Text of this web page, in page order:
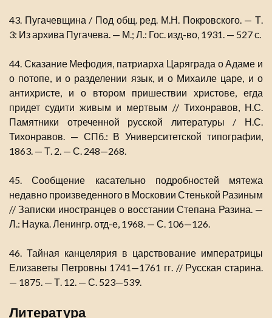
43. Пугачевщина / Под общ. ред. М.Н. Покровского. — Т.
3: Из архива Пугачева. — М.; Л.: Гос. изд-во, 1931. — 527 с.
44. Сказание Мефодия, патриарха Царяграда о Адаме и
о потопе, и о разделении язык, и о Михаиле царе, и о
антихристе, и о втором пришествии христове, егда
придет судити живым и мертвым // Тихонравов, Н.С.
Памятники отреченной русской литературы / Н.С.
Тихонравов. — СПб.: В Университетской типографии,
1863. — Т. 2. — С. 248—268.
45. Сообщение касательно подробностей мятежа
недавно произведенного в Московии Стенькой Разиным
// Записки иностранцев о восстании Степана Разина. —
Л.: Наука. Ленингр. отд-е, 1968. — С. 106—126.
46. Тайная канцелярия в царствование императрицы
Елизаветы Петровны 1741—1761 гг. // Русская старина.
— 1875. — Т. 12. — С. 523—539.
Литература